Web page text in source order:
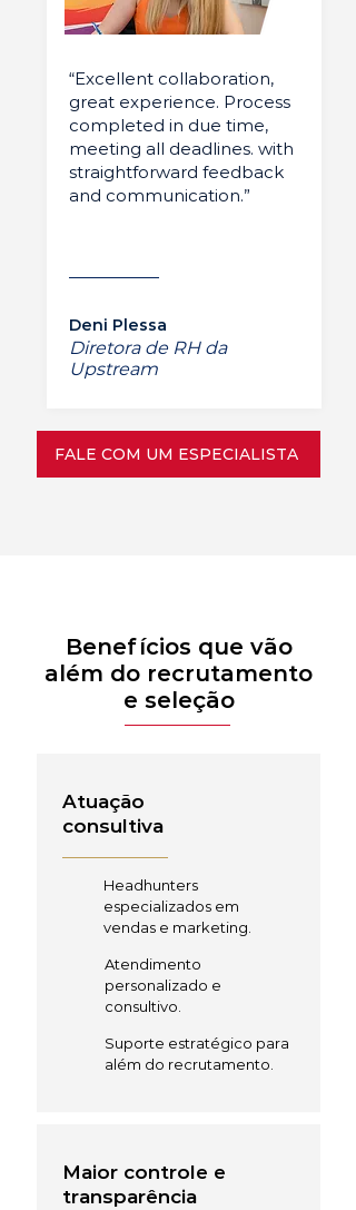
“Excellent collaboration,
great experience. Process
completed in due time,
meeting all deadlines. with
straightforward feedback
and communication.”
Deni Plessa
Diretora de RH da
Upstream
FALE COM UM ESPECIALISTA
Benefícios que vão
além do recrutamento
e seleção
Atuação
consultiva
Headhunters
especializados em
vendas e marketing.
Atendimento
personalizado e
consultivo.
Suporte estratégico para
além do recrutamento.
Maior controle e
transparência